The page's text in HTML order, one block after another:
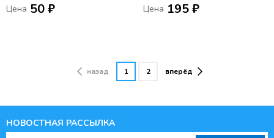
Цена 50 ₽
Цена 195 ₽
назад 1 2 вперёд
НОВОСТНАЯ РАССЫЛКА